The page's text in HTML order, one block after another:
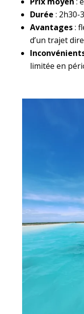
Durée : 2h30-
Avantages:
d’un trajet
limitée en